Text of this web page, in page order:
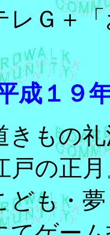
レＧ＋
成１９
もの礼
戸の正
も・夢